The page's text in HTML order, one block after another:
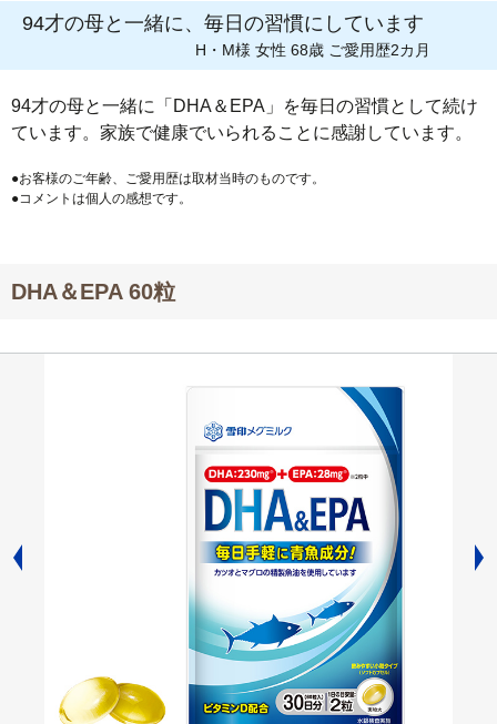
94才の母と一緒に、毎日の習慣にしています
H・M様 女性 68歳 ご愛用歴2カ月
94才の母と一緒に「DHA＆EPA」を毎日の習慣として続け
ています。家族で健康でいられることに感謝しています。
●お客様のご年齢、ご愛用歴は取材当時のものです。
●コメントは個人の感想です。
DHA＆EPA 60粒